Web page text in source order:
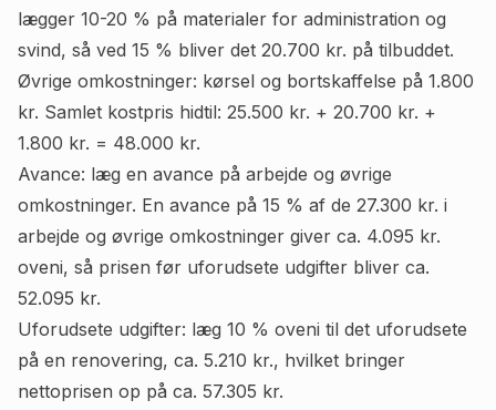
lægger 10-20 % på materialer for administration og
svind, så ved 15 % bliver det 20.700 kr. på tilbuddet.
Øvrige omkostninger: kørsel og bortskaffelse på 1.800
kr. Samlet kostpris hidtil: 25.500 kr. + 20.700 kr. +
1.800 kr. = 48.000 kr.
Avance: læg en avance på arbejde og øvrige
omkostninger. En avance på 15 % af de 27.300 kr. i
arbejde og øvrige omkostninger giver ca. 4.095 kr.
oveni, så prisen før uforudsete udgifter bliver ca.
52.095 kr.
Uforudsete udgifter: læg 10 % oveni til det uforudsete
på en renovering, ca. 5.210 kr., hvilket bringer
nettoprisen op på ca. 57.305 kr.